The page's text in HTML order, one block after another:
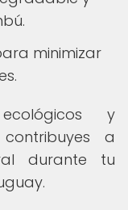
minimizar
y
a
durante tu